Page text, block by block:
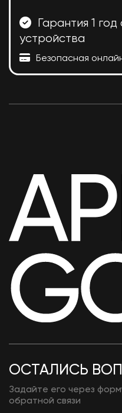
Гарантия 1
устройства
Безопасная
ОСТАЛИСЬ
Задайте его через
обратной связи